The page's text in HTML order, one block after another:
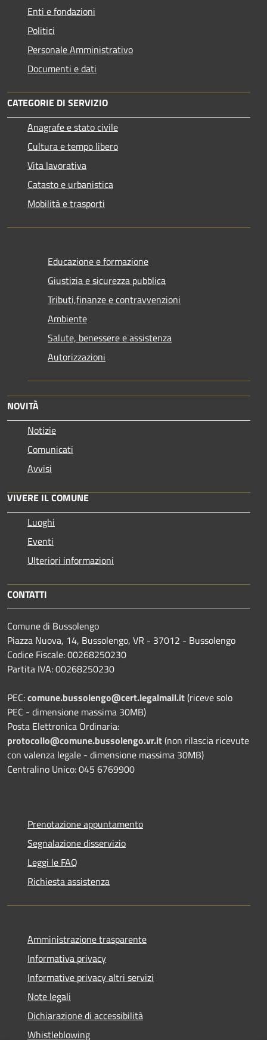
Enti e fondazioni
Politici
Personale Amministrativo
Documenti e dati
CATEGORIE DI SERVIZIO
Anagrafe e stato civile
Cultura e tempo libero
Vita lavorativa
Catasto e urbanistica
Mobilità e trasporti
Educazione e formazione
Giustizia e sicurezza pubblica
Tributi,finanze e contravvenzioni
Ambiente
Salute, benessere e assistenza
Autorizzazioni
NOVITÀ
Notizie
Comunicati
Avvisi
VIVERE IL COMUNE
Luoghi
Eventi
Ulteriori informazioni
CONTATTI
Comune di Bussolengo
Piazza Nuova, 14, Bussolengo, VR - 37012 - Bussolengo
Codice Fiscale: 00268250230
Partita IVA: 00268250230
PEC:comune.bussolengo@cert.legalmail.it(riceve solo
PEC - dimensione massima 30MB)
Posta Elettronica Ordinaria:
protocollo@comune.bussolengo.vr.it(non rilascia ricevute
con valenza legale - dimensione massima 30MB)
Centralino Unico: 045 6769900
Prenotazione appuntamento
Segnalazione disservizio
Leggi le FAQ
Richiesta assistenza
Amministrazione trasparente
Informativa privacy
Informative privacy altri servizi
Note legali
Dichiarazione di accessibilità
Whistleblowing